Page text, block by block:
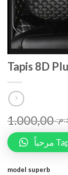
Tapis 8D
1.000,00
model superb